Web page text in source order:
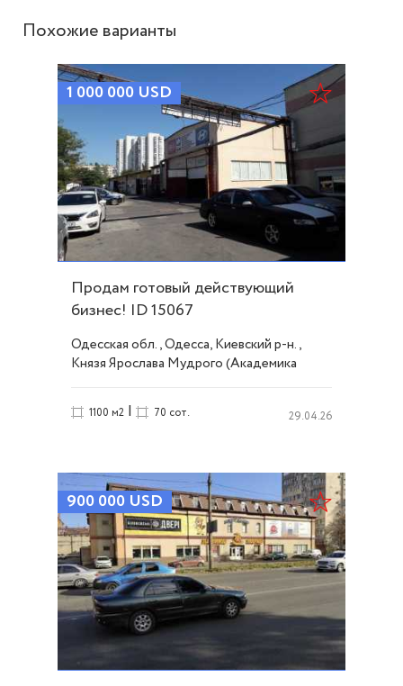
Похожие варианты
1 000 000 USD
Продам готовый действующий
бизнес! ID 15067
Одесская обл., Одесса, Киевский р-н.,
Князя Ярослава Мудрого (Академика
1100 м2 | 70 сот. 29.04.26
900 000 USD